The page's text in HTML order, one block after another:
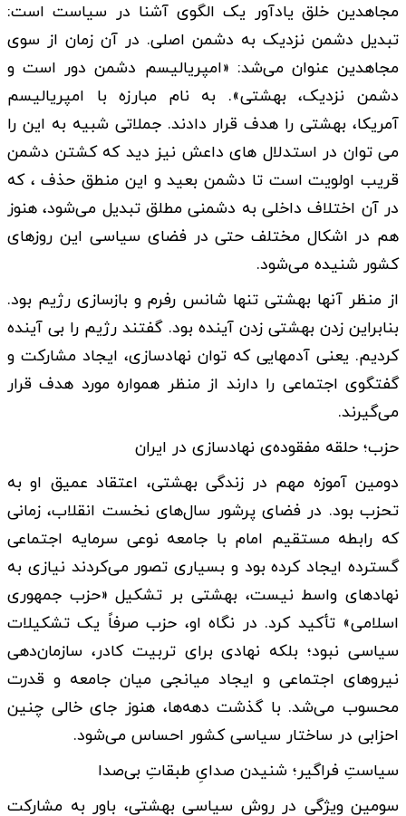
مجاهدین خلق یادآور یک الگوی آشنا در سیاست است:
تبدیل دشمن نزدیک به دشمن اصلی. در آن زمان از سوی
مجاهدین عنوان می‌شد: «امپریالیسم دشمن دور است و
دشمن نزدیک، بهشتی». به نام مبارزه با امپریالیسم
آمریکا، بهشتی را هدف قرار دادند. جملاتی شبیه به این را
می توان در استدلال های داعش نیز دید که کشتن دشمن
قریب اولویت است تا دشمن بعید و این منطق حذف ، که
در آن اختلاف داخلی به دشمنی مطلق تبدیل می‌شود، هنوز
هم در اشکال مختلف حتی در فضای سیاسی این روزهای
کشور شنیده می‌شود.
از منظر آنها بهشتی تنها شانس رفرم و بازسازی رژیم بود.
بنابراین زدن بهشتی زدن آینده بود. گفتند رژیم را بی آینده
کردیم. یعنی آدمهایی که توان نهادسازی، ایجاد مشارکت و
گفتگوی اجتماعی را دارند از منظر همواره مورد هدف قرار
می‌گیرند.
حزب؛ حلقه مفقوده‌ی نهادسازی در ایران
دومین آموزه مهم در زندگی بهشتی، اعتقاد عمیق او به
تحزب بود. در فضای پرشور سال‌های نخست انقلاب، زمانی
که رابطه مستقیم امام با جامعه نوعی سرمایه اجتماعی
گسترده ایجاد کرده بود و بسیاری تصور می‌کردند نیازی به
نهادهای واسط نیست، بهشتی بر تشکیل «حزب جمهوری
اسلامی» تأکید کرد. در نگاه او، حزب صرفاً یک تشکیلات
سیاسی نبود؛ بلکه نهادی برای تربیت کادر، سازمان‌دهی
نیروهای اجتماعی و ایجاد میانجی میان جامعه و قدرت
محسوب می‌شد. با گذشت دهه‌ها، هنوز جای خالی چنین
احزابی در ساختار سیاسی کشور احساس می‌شود.
سیاستِ فراگیر؛ شنیدن صدایِ طبقاتِ بی‌صدا
سومین ویژگی در روش سیاسی بهشتی، باور به مشارکت